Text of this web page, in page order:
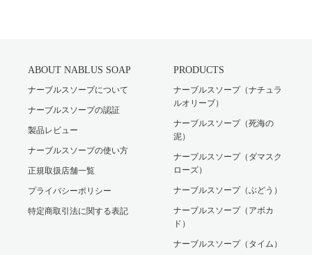
ABOUT NABLUS SOAP
ナーブルスソープについて
ナーブルスソープの認証
製品レビュー
ナーブルスソープの使い方
正規取扱店舗一覧
プライバシーポリシー
特定商取引法に関する表記
PRODUCTS
ナーブルスソープ（ナチュラ
ルオリーブ）
ナーブルスソープ（死海の
泥）
ナーブルスソープ（ダマスク
ローズ）
ナーブルスソープ（ぶどう）
ナーブルスソープ（アボカ
ド）
ナーブルスソープ（タイム）